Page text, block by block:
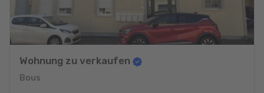
Wohnung zu verkaufen
Bous